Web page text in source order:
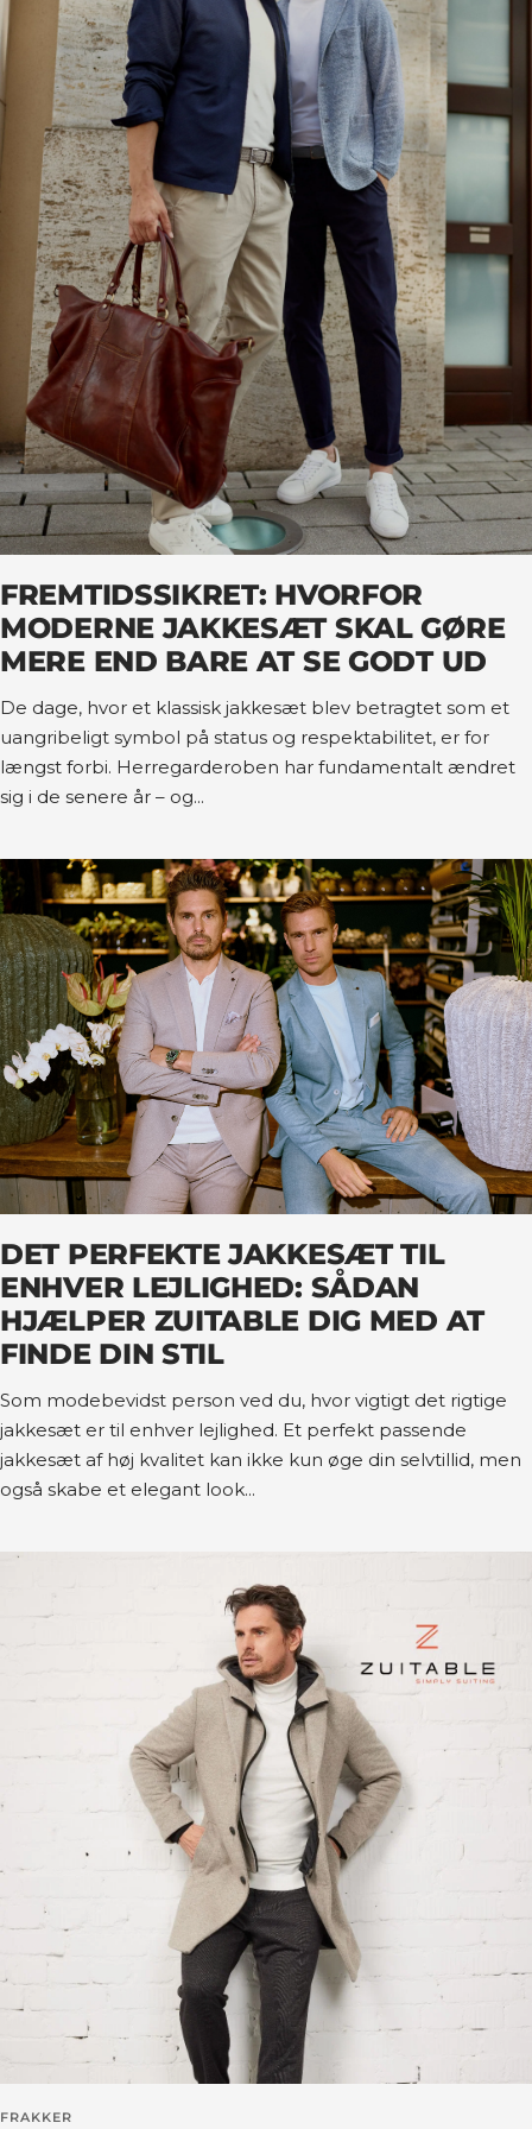
FREMTIDSSIKRET: HVORFOR
MODERNE JAKKESÆT SKAL GØRE
MERE END BARE AT SE GODT UD
De dage, hvor et klassisk jakkesæt blev betragtet som et
uangribeligt symbol på status og respektabilitet, er for
længst forbi. Herregarderoben har fundamentalt ændret
sig i de senere år – og...
DET PERFEKTE JAKKESÆT TIL
ENHVER LEJLIGHED: SÅDAN
HJÆLPER ZUITABLE DIG MED AT
FINDE DIN STIL
Som modebevidst person ved du, hvor vigtigt det rigtige
jakkesæt er til enhver lejlighed. Et perfekt passende
jakkesæt af høj kvalitet kan ikke kun øge din selvtillid, men
også skabe et elegant look...
FRAKKER